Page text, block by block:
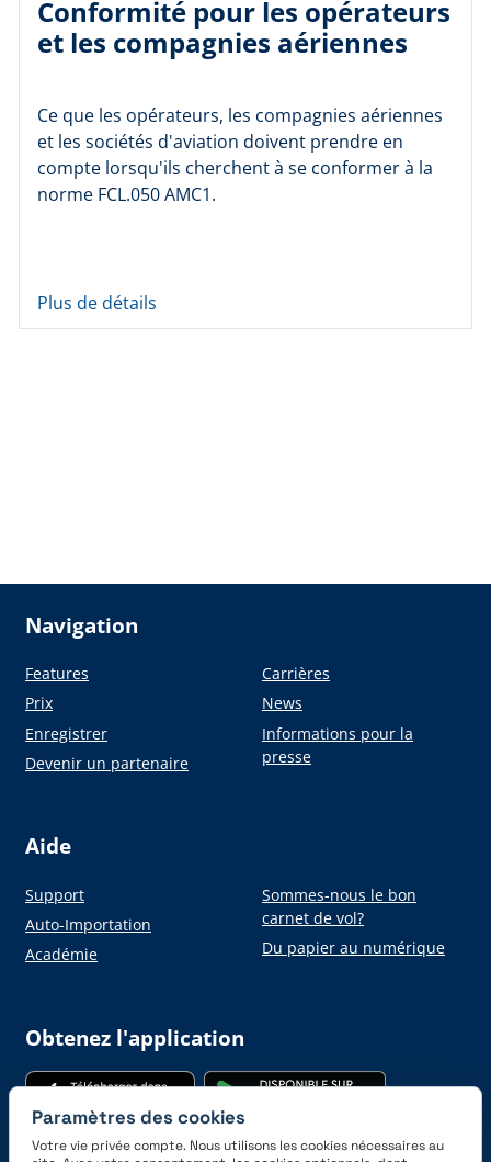
Conformité pour les opérateurs
et les compagnies aériennes
Ce que les opérateurs, les compagnies aériennes
et les sociétés d'aviation doivent prendre en
compte lorsqu'ils cherchent à se conformer à la
norme FCL.050 AMC1.
Plus de détails
Navigation
Features
Prix
Enregistrer
Devenir un partenaire
Carrières
News
Informations pour la
presse
Aide
Support
Auto-Importation
Académie
Sommes-nous le bon
carnet de vol?
Du papier au numérique
Obtenez l'application
Paramètres des cookies
Votre vie privée compte. Nous utilisons les cookies nécessaires au